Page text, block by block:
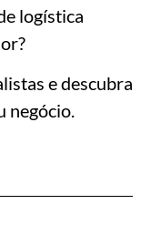
logística
e descubra
negócio.